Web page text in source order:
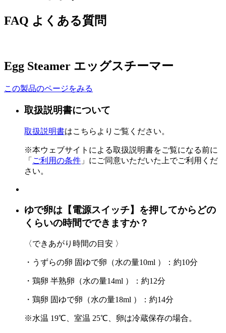
FAQ よくある質問
Egg Steamer エッグスチーマー
この製品のページをみる
取扱説明書について
取扱説明書はこちらよりご覧ください。
※本ウェブサイトによる取扱説明書をご覧になる前に
「 ご利用の条件 」にご同意いただいた上でご利用くだ
さい。
ゆで卵は【電源スイッチ】を押してからどの
くらいの時間でできますか？
〈できあがり時間の目安 〉
・うずらの卵 固ゆで卵（水の量10ml ）：約10分
・鶏卵 半熟卵（水の量14ml ）：約12分
・鶏卵 固ゆで卵（水の量18ml ）：約14分
※水温 19℃、室温 25℃、卵は冷蔵保存の場合。